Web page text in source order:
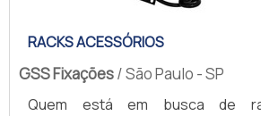
RACKS ACESSÓRIOS
GSS Fixações/ São Paulo - SP
Quem está em busca de